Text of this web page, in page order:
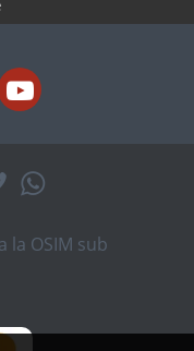
la OSIM sub